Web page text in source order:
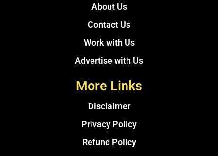
About Us
Contact Us
Work with Us
Advertise with Us
More Links
Disclaimer
Privacy Policy
Refund Policy